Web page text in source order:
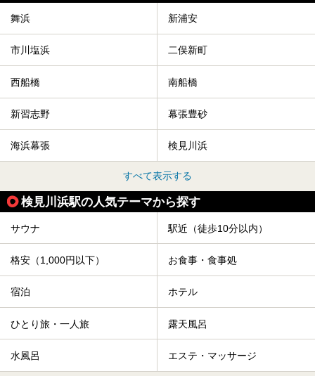
舞浜 新浦安
市川塩浜 二俣新町
西船橋 南船橋
新習志野 幕張豊砂
海浜幕張 検見川浜
すべて表示する
検見川浜駅の人気テーマから探す
サウナ 駅近（徒歩10分以内）
格安（1,000円以下） お食事・食事処
宿泊 ホテル
ひとり旅・一人旅 露天風呂
水風呂 エステ・マッサージ